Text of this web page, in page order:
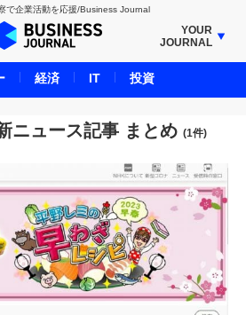
で企業活動を応援/Business Journal
YOUR
JOURNAL
JOURNAL
JOURNAL
CREDITS JOURNAL
MANAGEMENT JOURNAL
JOURNAL
ENDING JOURNAL
ESTATE BROKERAGE JOURNAL
MARKETING JOURNAL
ニュース記事 まとめ (1件)
経済 IT 投資